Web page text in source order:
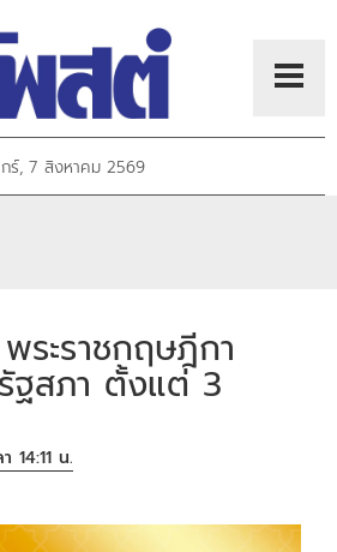
ร์, 7 สิงหาคม 2569
ระราชกฤษฎีกา
ฐสภา ตั้งแต่ 3
14:11 น.